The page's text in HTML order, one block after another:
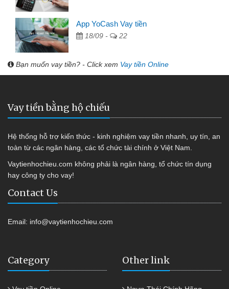
App YoCash Vay tiền
18/09 - 22
Bạn muốn vay tiền? - Click xem Vay tiền Online
Vay tiền bằng hộ chiếu
Hệ thống hỗ trợ kiến thức - kinh nghiệm vay tiền nhanh, uy tín, an
toàn từ các ngân hàng, các tổ chức tài chính ở Việt Nam.
Vaytienhochieu.com không phải là ngân hàng, tổ chức tín dụng
hay công ty cho vay!
Contact Us
Email: info@vaytienhochieu.com
Category Other link